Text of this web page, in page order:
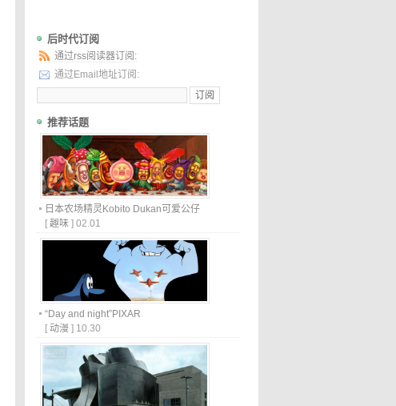
后时代订阅
通过rss阅读器订阅:
通过Email地址订阅:
推荐话题
日本农场精灵Kobito Dukan可爱公仔
[ 趣味 ] 02.01
“Day and night”PIXAR
[ 动漫 ] 10.30